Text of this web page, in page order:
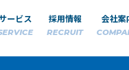
ービス 採用情報
RECRUIT
会社案